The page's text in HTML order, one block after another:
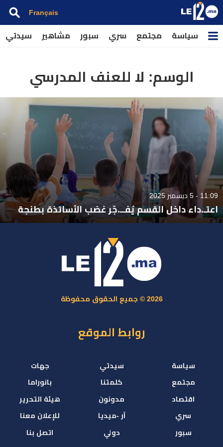
Français
سياسة مجتمع سري سبور مشاهير سيدتي
الوسم: لا للعنف المدرسي
11:09 - 5 ديسمبر 2025
اعتـ.داء داخل القسم يُفــ.جّر غضب الأساتذة بطنجة
2026 © جميع الحقوق محفوظة
روابط الموقع
سياسة
مجتمع
اقتصاد
سري
سبور
سيدتي
كلمتنا
مدونون
آر -ميديا
دولي
جهات
بانوراما
هيئة التحرير
للإعلان معنا
اتصل بنا